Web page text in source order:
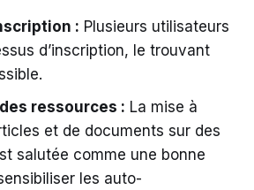
: Plusieurs utilisateurs
d’inscription, le trouvant
ressources : La mise à
et de documents sur des
salutée comme une bonne
les auto-